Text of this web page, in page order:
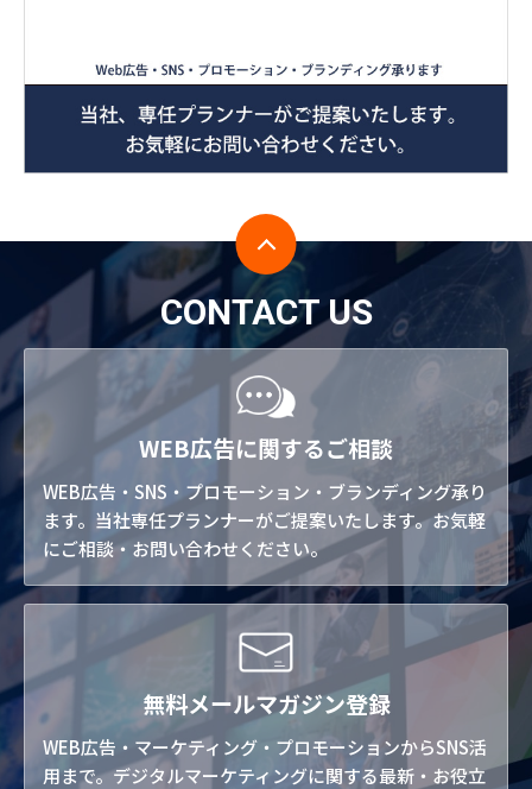
CONTACT US
WEB広告に関するご相談
WEB広告・SNS・プロモーション・ブランディング承り
ます。当社専任プランナーがご提案いたします。お気軽
にご相談・お問い合わせください。
無料メールマガジン登録
WEB広告・マーケティング・プロモーションからSNS活
用まで。デジタルマーケティングに関する最新・お役立